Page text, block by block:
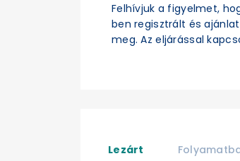
Felhívjuk a figyelmet,
ben regisztrált és
meg. Az eljárással
Lezárt